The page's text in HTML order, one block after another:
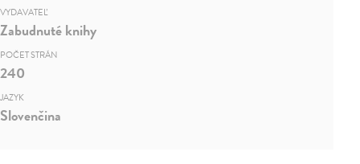
VYDAVATEĽ
Zabudnuté knihy
POČET STRÁN
240
JAZYK
Slovenčina